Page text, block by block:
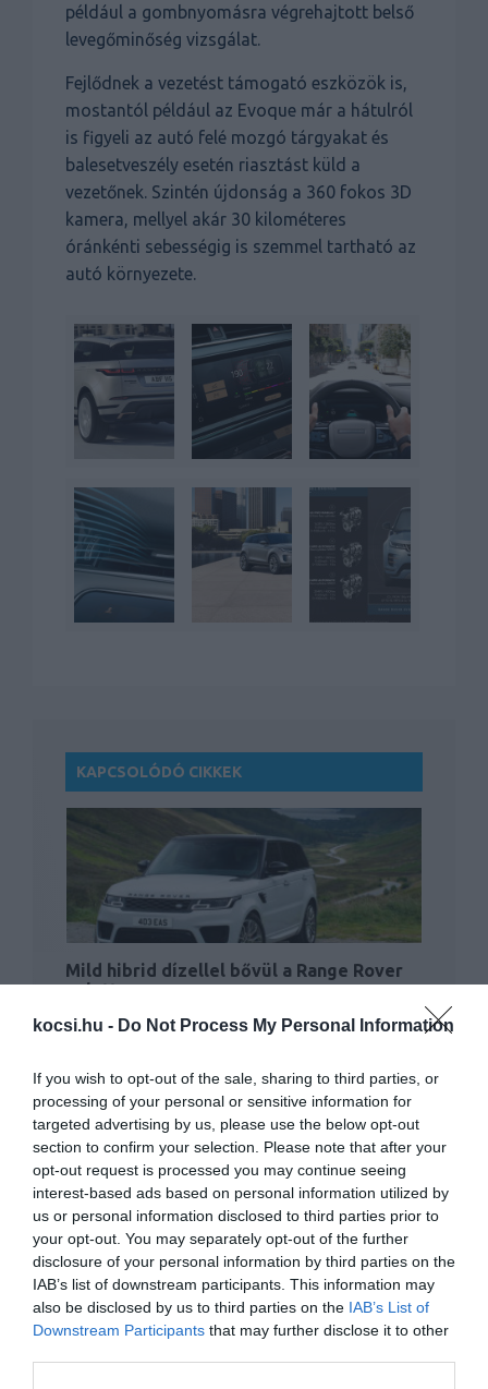
kocsi.hu - Do Not Process My Personal Information
If you wish to opt-out of the sale, sharing to third parties, or
processing of your personal or sensitive information for
targeted advertising by us, please use the below opt-out
section to confirm your selection. Please note that after your
opt-out request is processed you may continue seeing
interest-based ads based on personal information utilized by
us or personal information disclosed to third parties prior to
your opt-out. You may separately opt-out of the further
disclosure of your personal information by third parties on the
IAB’s list of downstream participants. This information may
also be disclosed by us to third parties on the IAB’s List of
Downstream Participants that may further disclose it to other
például a gombnyomásra végrehajtott belső
levegőminőség vizsgálat.
Fejlődnek a vezetést támogató eszközök is,
mostantól például az Evoque már a hátulról
is figyeli az autó felé mozgó tárgyakat és
balesetveszély esetén riasztást küld a
vezetőnek. Szintén újdonság a 360 fokos 3D
kamera, mellyel akár 30 kilométeres
óránkénti sebességig is szemmel tartható az
autó környezete.
KAPCSOLÓDÓ CIKKEK
Mild hibrid dízellel bővül a Range Rover
paletta
Egyelőre nem lesz tisztán elektromos
Range Rover